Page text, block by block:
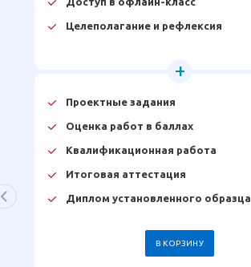
Целеполагание и рефлексия
Проектные задания
Оценка работ в баллах
Квалификационная работа
Итоговая аттестация
Диплом установленного образца
В КОРЗИНУ